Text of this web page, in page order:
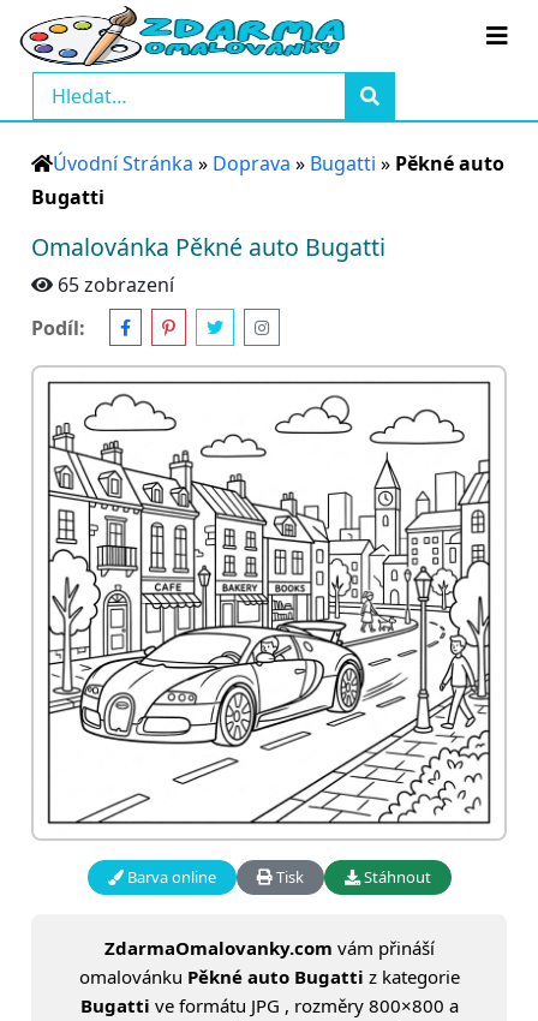
Úvodní Stránka » Doprava » Bugatti » Pěkné auto
Bugatti
Omalovánka Pěkné auto Bugatti
65 zobrazení
Podíl:
Barva online Tisk Stáhnout
ZdarmaOmalovanky.com vám přináší
omalovánku Pěkné auto Bugatti z kategorie
Bugatti ve formátu JPG , rozměry 800×800 a